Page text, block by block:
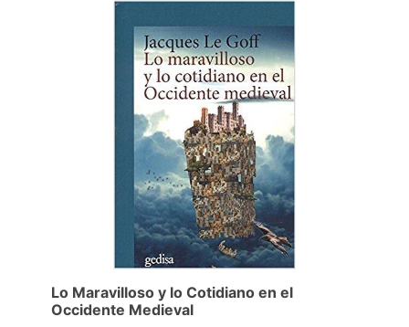
Lo Maravilloso y lo Cotidiano en el
Occidente Medieval